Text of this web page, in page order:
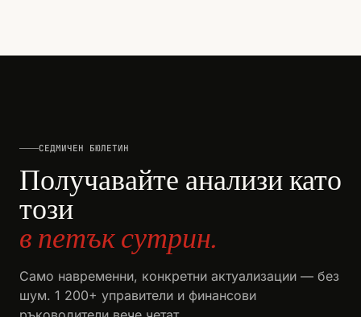
СЕДМИЧЕН БЮЛЕТИН
Получавайте анализи като
този
в петък сутрин.
Само навременни, конкретни актуализации — без
шум. 1 200+ управители и финансови